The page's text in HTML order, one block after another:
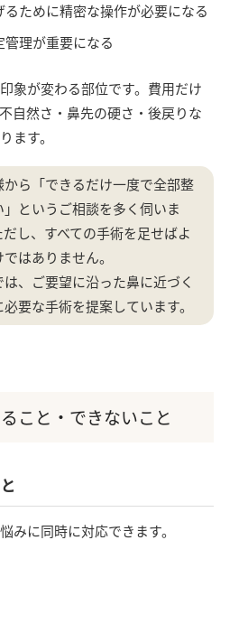
ために精密な操作が必要になる
理が重要になる
象が変わる部位です。費用だけ
自然さ・鼻先の硬さ・後戻りな
ます。
から「できるだけ一度で全部整
」というご相談を多く伺いま
だし、すべての手術を足せばよ
はありません。
は、ご要望に沿った鼻に近づく
要な手術を提案しています。
こと・できないこと
みに同時に対応できます。